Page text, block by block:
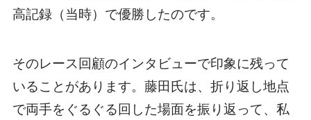
高記録（当時）で優勝したのです。
そのレース回顧のインタビューで印象に残って
いることがあります。藤田氏は、折り返し地点
で両手をぐるぐる回した場面を振り返って、私